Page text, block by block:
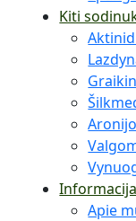
Kiti
Informacija
Apie